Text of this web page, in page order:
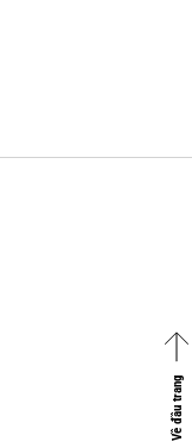
Về đầu trang